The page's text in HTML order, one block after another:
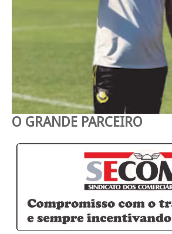
O GRANDE PARCEIRO